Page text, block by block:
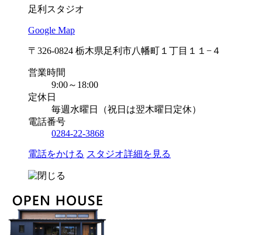
足利スタジオ
Google Map
〒326-0824 栃木県足利市八幡町１丁目１１−４
営業時間
9:00～18:00
定休日
毎週水曜日（祝日は翌木曜日定休）
電話番号
0284-22-3868
電話をかける スタジオ詳細を見る